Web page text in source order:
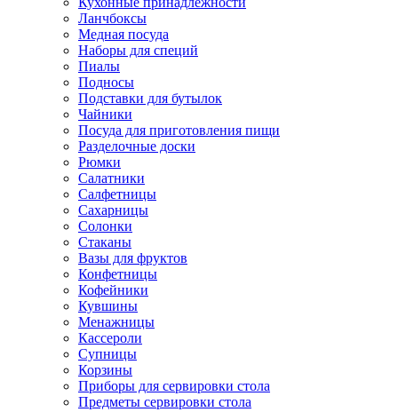
Ланчбоксы
Медная посуда
Наборы для специй
Пиалы
Подносы
Подставки для бутылок
Чайники
Посуда для приготовления пищи
Разделочные доски
Рюмки
Салатники
Салфетницы
Сахарницы
Солонки
Стаканы
Вазы для фруктов
Конфетницы
Кофейники
Кувшины
Менажницы
Кассероли
Супницы
Корзины
Приборы для сервировки стола
Предметы сервировки стола